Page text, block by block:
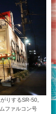
りするSR-50。
ファルコン号